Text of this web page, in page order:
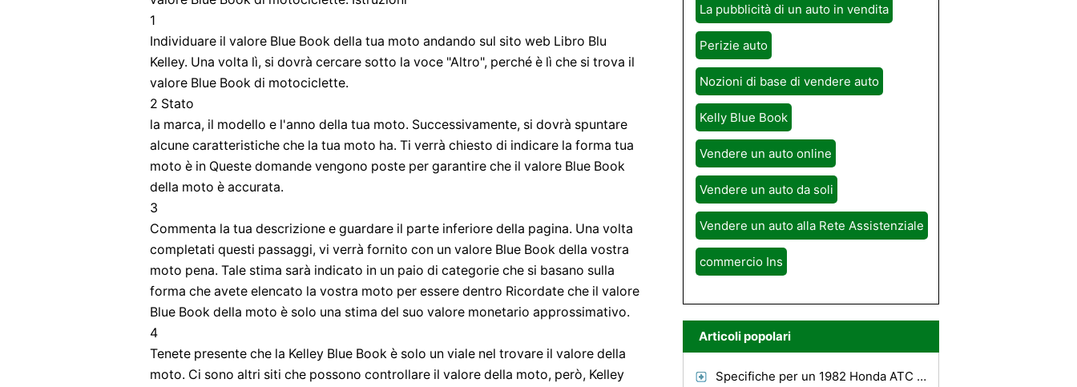
1
Individuare il valore Blue Book della tua moto andando sul sito web Libro Blu
Kelley. Una volta lì, si dovrà cercare sotto la voce "Altro", perché è lì che si trova il
valore Blue Book di motociclette.
2 Stato
la marca, il modello e l'anno della tua moto. Successivamente, si dovrà spuntare
alcune caratteristiche che la tua moto ha. Ti verrà chiesto di indicare la forma tua
moto è in Queste domande vengono poste per garantire che il valore Blue Book
della moto è accurata.
3
Commenta la tua descrizione e guardare il parte inferiore della pagina. Una volta
completati questi passaggi, vi verrà fornito con un valore Blue Book della vostra
moto pena. Tale stima sarà indicato in un paio di categorie che si basano sulla
forma che avete elencato la vostra moto per essere dentro Ricordate che il valore
Blue Book della moto è solo una stima del suo valore monetario approssimativo.
4
Tenete presente che la Kelley Blue Book è solo un viale nel trovare il valore della
moto. Ci sono altri siti che possono controllare il valore della moto, però, Kelley
La pubblicità di un auto in vendita
Perizie auto
Nozioni di base di vendere auto
Kelly Blue Book
Vendere un auto online
Vendere un auto da soli
Vendere un auto alla Rete Assistenziale
commercio Ins
Articoli popolari
Specifiche per un 1982 Honda ATC 185